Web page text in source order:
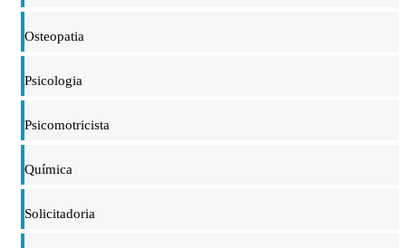
Osteopatia
Psicologia
Psicomotricista
Química
Solicitadoria